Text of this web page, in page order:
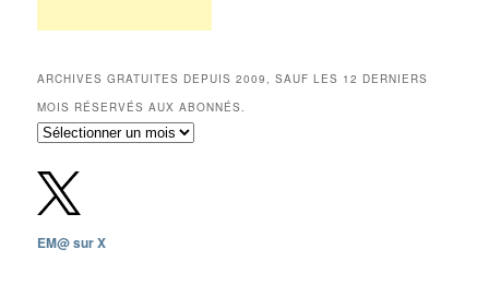
ARCHIVES GRATUITES DEPUIS 2009, SAUF LES 12 DERNIERS
MOIS RÉSERVÉS AUX ABONNÉS.
Archives
depuis
2009,
sauf
les
EM@ sur X